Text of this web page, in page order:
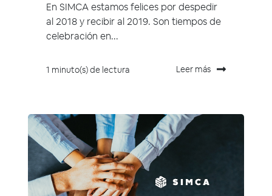
En SIMCA estamos felices por despedir
al 2018 y recibir al 2019. Son tiempos de
celebración en...
1 minuto(s) de lectura Leer más